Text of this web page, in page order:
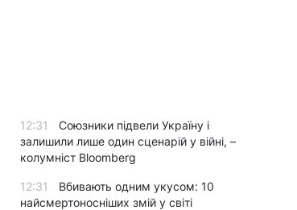
12:31
Союзники підвели Україну і
залишили лише один сценарій у війні, –
колумніст Bloomberg
12:31
Вбивають одним укусом: 10
найсмертоносніших змій у світі